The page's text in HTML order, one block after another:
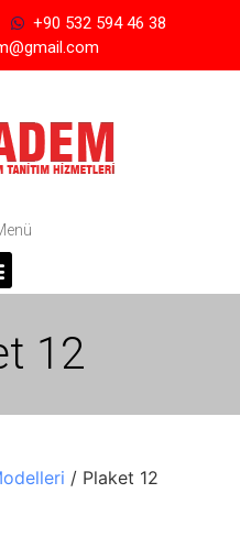
+90 532 594 46 38
12
/ Plaket 12